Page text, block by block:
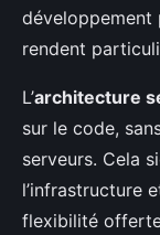
développement
rendent
L’architecture
sur le code,
serveurs. Cela
l’infrastructure
flexibilité